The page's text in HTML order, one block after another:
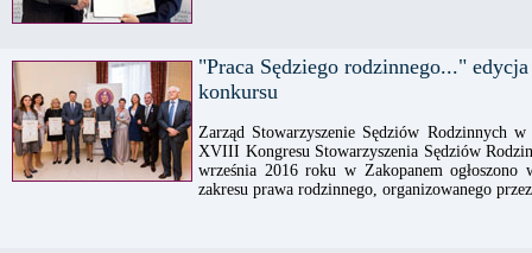
"Praca Sędziego rodzinnego..."
konkursu
Zarząd Stowarzyszenie Sędziów Rodzinnych
XVIII Kongresu Stowarzyszenia Sędziów
września 2016 roku w Zakopanem
zakresu prawa rodzinnego, organizowanego